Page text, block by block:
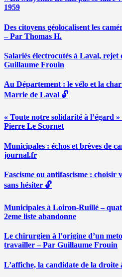
1959
Des citoyens géolocalisent les
– Par Thomas H.
Salariés électrocutés à Laval,
Guillaume Frouin
Au Département : le vélo et la
Marrie de Laval 🔓
« Toute notre solidarité à l’égard
Pierre Le Scornet
Municipales : échos et brèves de
journal.fr
Fascisme ou antifascisme : choisir
sans hésiter 🔓
Municipales à Loiron-Ruillé –
2eme liste abandonne
Le chirurgien à l’origine d’un
travailler – Par Guillaume Frouin
L’affiche, la candidate de la droite